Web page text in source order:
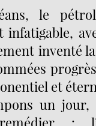
le
infatigable,
inventé
et
un jour,
: